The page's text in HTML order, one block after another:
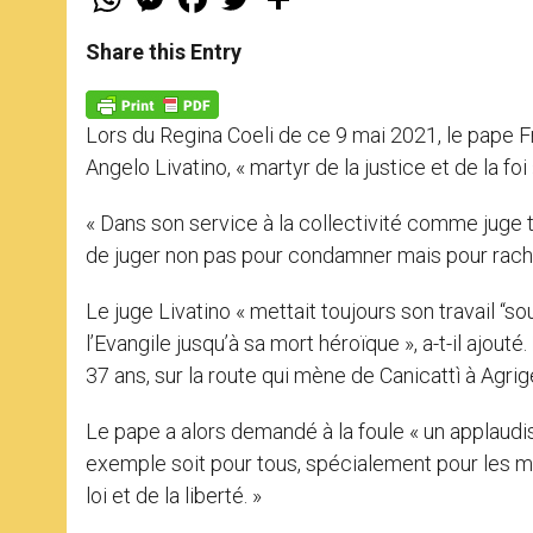
t
s
p
p
e
s
e
g
e
r
a
e
b
o
k
w
Share this Entry
Lors du Regina Coeli de ce 9 mai 2021, le pape
Angelo Livatino, « martyr de la justice et de la foi
« Dans son service à la collectivité comme juge
de juger non pas pour condamner mais pour
Le juge Livatino « mettait toujours son travail
l’Evangile jusqu’à sa mort héroïque », a-t-il
37 ans, sur la route qui mène de Canicattì à
Le pape a alors demandé à la foule « un
exemple soit pour tous, spécialement pour les
loi et de la liberté. »